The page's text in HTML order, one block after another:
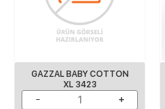
GAZZAL BABY COTTON
XL 3423